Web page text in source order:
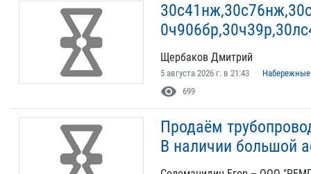
Щербаков Дмитрий
5 августа 2026 г. в 21:43
visibility 699
Продаём
В наличии большой